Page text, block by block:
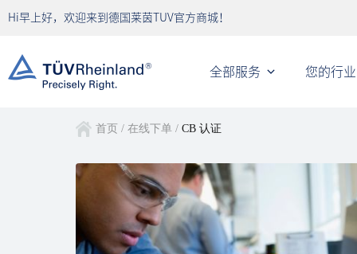
Hi早上好，欢迎来到德国莱茵TUV官方商城！
全部服务 您的行业
首页 / 在线下单 / CB 认证